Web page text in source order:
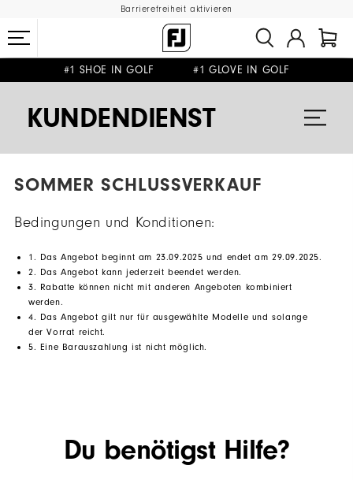
Barrierefreiheit aktivieren
#1 SHOE IN GOLF #1 GLOVE IN GOLF
KUNDENDIENST
SOMMER SCHLUSSVERKAUF
Bedingungen und Konditionen:
1. Das Angebot beginnt am 23.09.2025 und endet am 29.09.2025.
2. Das Angebot kann jederzeit beendet werden.
3. Rabatte können nicht mit anderen Angeboten kombiniert
werden.
4. Das Angebot gilt nur für ausgewählte Modelle und solange
der Vorrat reicht.
5. Eine Barauszahlung ist nicht möglich.
Du benötigst Hilfe?